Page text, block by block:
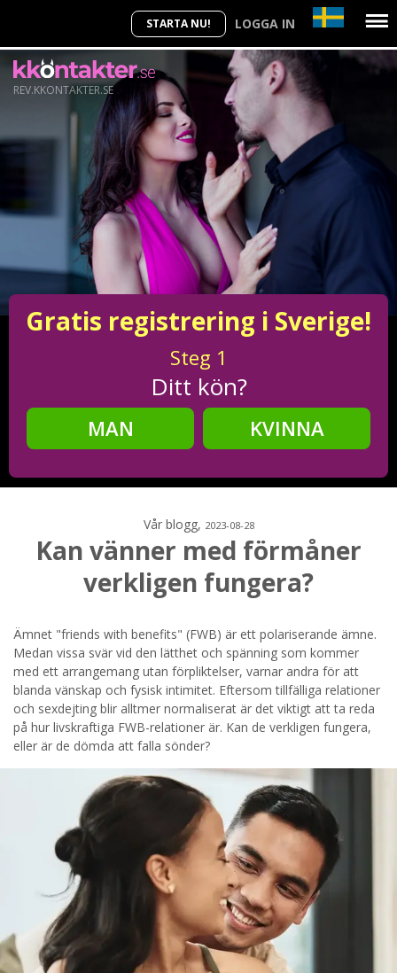
STARTA NU! LOGGA IN
REV.KKONTAKTER.SE
Gratis registrering i Sverige!
Steg 1
Ditt kön?
MAN
KVINNA
Steg2
Steg 3
Din mailadress?
Genom att registrera godkänner jagVillkorenoch
Sekretesspolicyn. Jag godkänner att ta emot information och
reklam via e-post från hemsidans operatörer. Jag kan dra
tillbaka godkännande när jag vill.
STARTA NU!
Vår blogg, 2023-08-28
Kan vänner med förmåner
verkligen fungera?
Ämnet "friends with benefits" (FWB) är ett polariserande ämne.
Medan vissa svär vid den lätthet och spänning som kommer
med ett arrangemang utan förpliktelser, varnar andra för att
blanda vänskap och fysisk intimitet. Eftersom tillfälliga relationer
och sexdejting blir alltmer normaliserat är det viktigt att ta reda
på hur livskraftiga FWB-relationer är. Kan de verkligen fungera,
eller är de dömda att falla sönder?